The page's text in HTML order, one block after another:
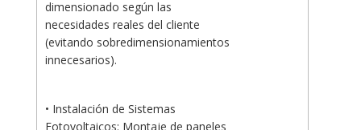
dimensionado según las
necesidades reales del cliente
(evitando sobredimensionamientos
innecesarios).
• Instalación de Sistemas
Fotovoltaicos: Montaje de paneles